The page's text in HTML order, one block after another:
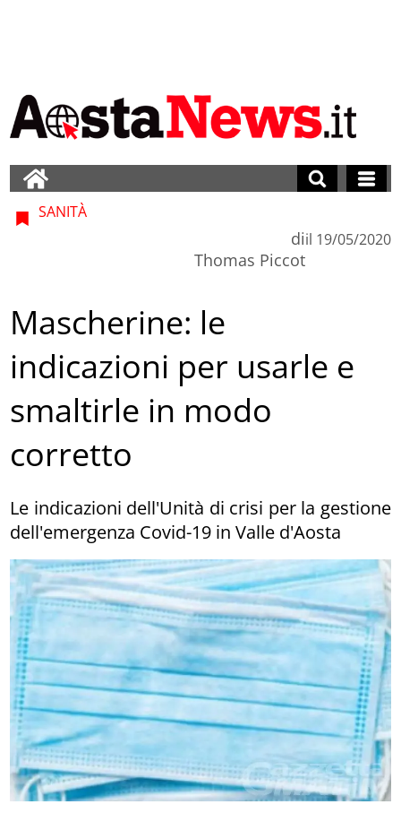
SANITÀ
di
Thomas Piccot
il 19/05/2020
Mascherine: le
indicazioni per usarle e
smaltirle in modo
corretto
Le indicazioni dell'Unità di crisi per la gestione
dell'emergenza Covid-19 in Valle d'Aosta